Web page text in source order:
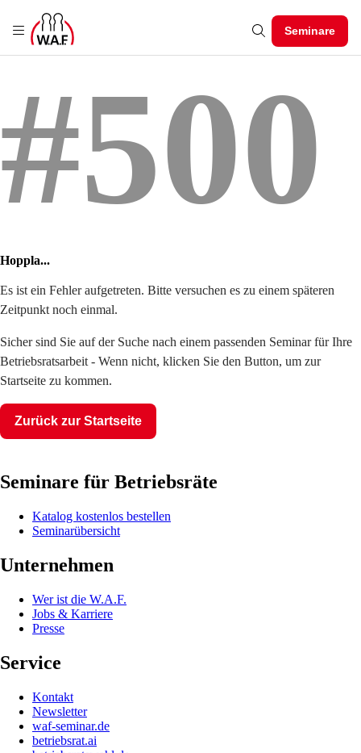
Seminare
#500
Hoppla...
Es ist ein Fehler aufgetreten. Bitte versuchen es zu einem späteren
Zeitpunkt noch einmal.
Sicher sind Sie auf der Suche nach einem passenden Seminar für Ihre
Betriebsratsarbeit - Wenn nicht, klicken Sie den Button, um zur
Startseite zu kommen.
Zurück zur Startseite
Seminare für Betriebsräte
Katalog kostenlos bestellen
Seminarübersicht
Unternehmen
Wer ist die W.A.F.
Jobs & Karriere
Presse
Service
Kontakt
Newsletter
waf-seminar.de
betriebsrat.ai